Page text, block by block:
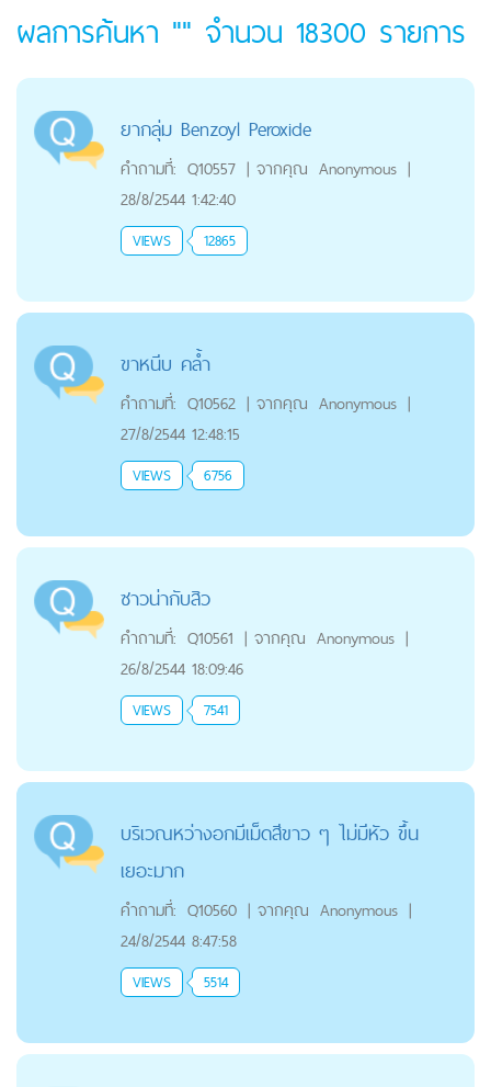
ผลการค้นหา "" จำนวน 18300 รายการ
ยากลุ่ม Benzoyl Peroxide
คำถามที่: Q10557 | จากคุณ Anonymous |
28/8/2544 1:42:40
VIEWS 12865
ขาหนีบ คล้ำ
คำถามที่: Q10562 | จากคุณ Anonymous |
27/8/2544 12:48:15
VIEWS 6756
ซาวน่ากับสิว
คำถามที่: Q10561 | จากคุณ Anonymous |
26/8/2544 18:09:46
VIEWS 7541
บริเวณหว่างอกมีเม็ดสีขาว ๆ ไม่มีหัว ขึ้น
เยอะมาก
คำถามที่: Q10560 | จากคุณ Anonymous |
24/8/2544 8:47:58
VIEWS 5514